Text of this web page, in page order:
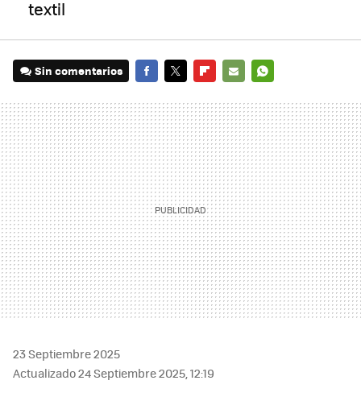
textil
Sin comentarios
MAIL
23 Septiembre 2025
Actualizado 24 Septiembre 2025, 12:19